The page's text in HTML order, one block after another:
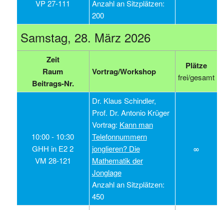
VP 27-111
Anzahl an Sitzplätzen:
200
Samstag, 28. März 2026
Zeit
Raum
Beitrags-Nr.
Vortrag/Workshop
Plätze
frei/gesamt
10:00 ‑ 10:30
GHH in E2 2
VM 28-121
Dr. Klaus Schindler,
Prof. Dr. Antonio Krüger
Vortrag: Kann man
Telefonnummern
jonglieren? Die
Mathematik der
Jonglage
Anzahl an Sitzplätzen:
450
∞